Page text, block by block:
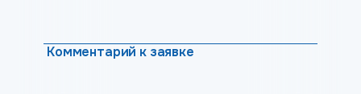
Комментарий к заявке